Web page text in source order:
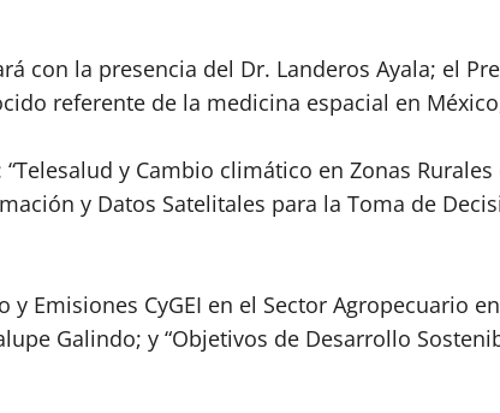
con la presencia del Dr. Landeros Ayala; el
referente de la medicina espacial en
y Cambio climático en Zonas
y Datos Satelitales para la Toma de
y Emisiones CyGEI en el Sector Agropecuario
Galindo; y “Objetivos de Desarrollo